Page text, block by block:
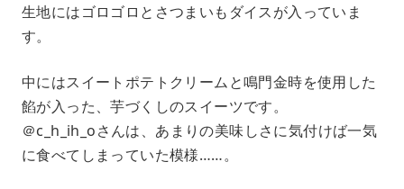
生地にはゴロゴロとさつまいもダイスが入っていま
す。
中にはスイートポテトクリームと鳴門金時を使用した
餡が入った、芋づくしのスイーツです。
＠c_h_ih_oさんは、あまりの美味しさに気付けば一気
に食べてしまっていた模様……。